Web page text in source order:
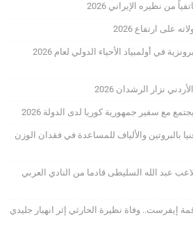
من نظيره الإيراني 2026
على ارتفاع 2026
دولة قطر تحصد الميدالية البرونزية في أولمبياد الأحياء الدولي لعام 2026
نزار الرشدان 2026
مع سفير جمهورية كوريا لدى الدولة 2026
بالبروتين والألياف للمساعدة في فقدان الوزن
عبد الله السليطى قادما من النادي العربي
إيفرست.. وفاة نظيرة الحارثي إثر انهيار جليدي